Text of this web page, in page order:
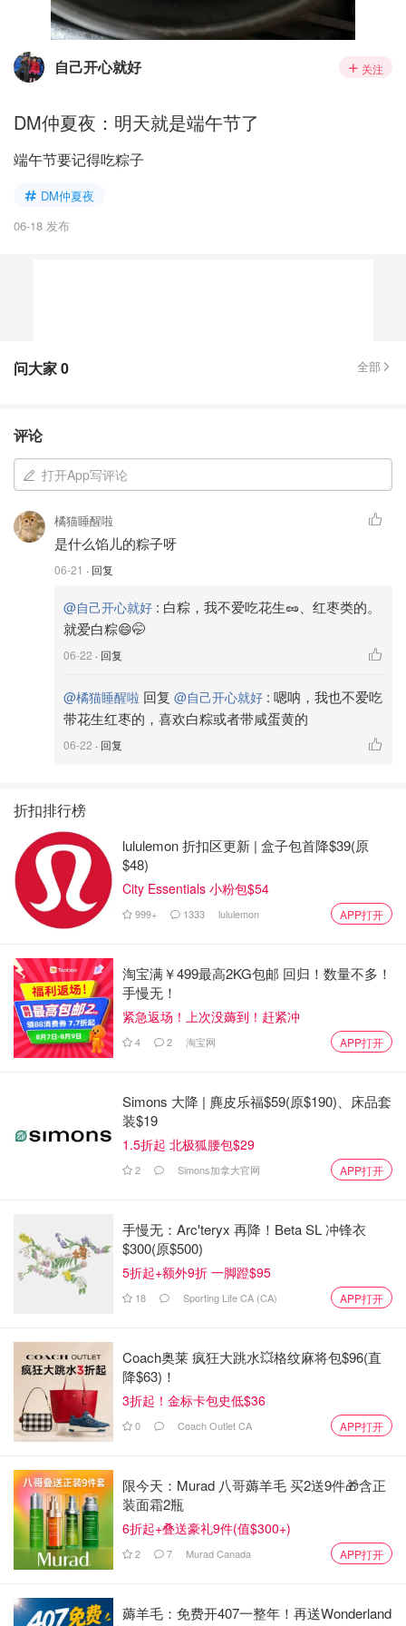
自己开心就好 关注
DM仲夏夜：明天就是端午节了
端午节要记得吃粽子
DM仲夏夜
06-18 发布
问大家0 全部
评论
打开App写评论
橘猫睡醒啦
是什么馅儿的粽子呀
06-21 · 回复
@自己开心就好 : 白粽，我不爱吃花生🥜、红枣类的。
就爱白粽😄🤭
06-22 · 回复
@橘猫睡醒啦 回复 @自己开心就好 : 嗯呐，我也不爱吃
带花生红枣的，喜欢白粽或者带咸蛋黄的
06-22 · 回复
折扣排行榜
lululemon 折扣区更新 | 盒子包首降$39(原
$48)
City Essentials 小粉包$54
999+ 1333 lululemon APP打开
淘宝满￥499最高2KG包邮 回归！数量不多！
手慢无！
紧急返场！上次没薅到！赶紧冲
4 2 淘宝网 APP打开
Simons 大降 | 麂皮乐福$59(原$190)、床品套
装$19
1.5折起 北极狐腰包$29
2 Simons加拿大官网 APP打开
手慢无：Arc'teryx 再降！Beta SL 冲锋衣
$300(原$500)
5折起+额外9折 一脚蹬$95
18 Sporting Life CA (CA) APP打开
Coach奥莱 疯狂大跳水💥格纹麻将包$96(直
降$63)！
3折起！金标卡包史低$36
0 Coach Outlet CA APP打开
限今天：Murad 八哥薅羊毛 买2送9件🎁含正
装面霜2瓶
6折起+叠送豪礼9件(值$300+)
2 7 Murad Canada APP打开
薅羊毛：免费开407一整年！再送Wonderland